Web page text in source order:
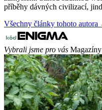
příběhy dávných civilizací,
Všechny články tohoto autora
Vybrali jsme pro vás